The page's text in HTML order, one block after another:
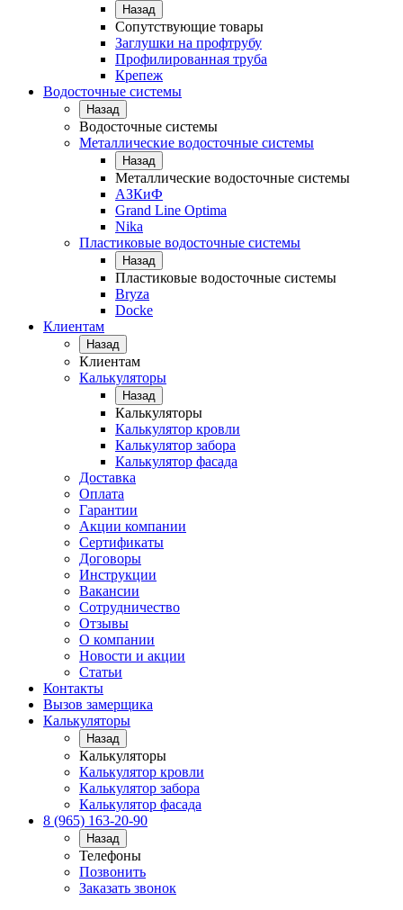
Назад
Сопутствующие товары
Заглушки на профтрубу
Профилированная труба
Крепеж
Водосточные системы
Назад
Водосточные системы
Металлические водосточные системы
Назад
Металлические водосточные системы
АЗКиФ
Grand Line Optima
Nika
Пластиковые водосточные системы
Назад
Пластиковые водосточные системы
Bryza
Docke
Клиентам
Назад
Клиентам
Калькуляторы
Назад
Калькуляторы
Калькулятор кровли
Калькулятор забора
Калькулятор фасада
Доставка
Оплата
Гарантии
Акции компании
Сертификаты
Договоры
Инструкции
Вакансии
Сотрудничество
Отзывы
О компании
Новости и акции
Статьи
Контакты
Вызов замерщика
Калькуляторы
Назад
Калькуляторы
Калькулятор кровли
Калькулятор забора
Калькулятор фасада
8 (965) 163-20-90
Назад
Телефоны
Позвонить
Заказать звонок